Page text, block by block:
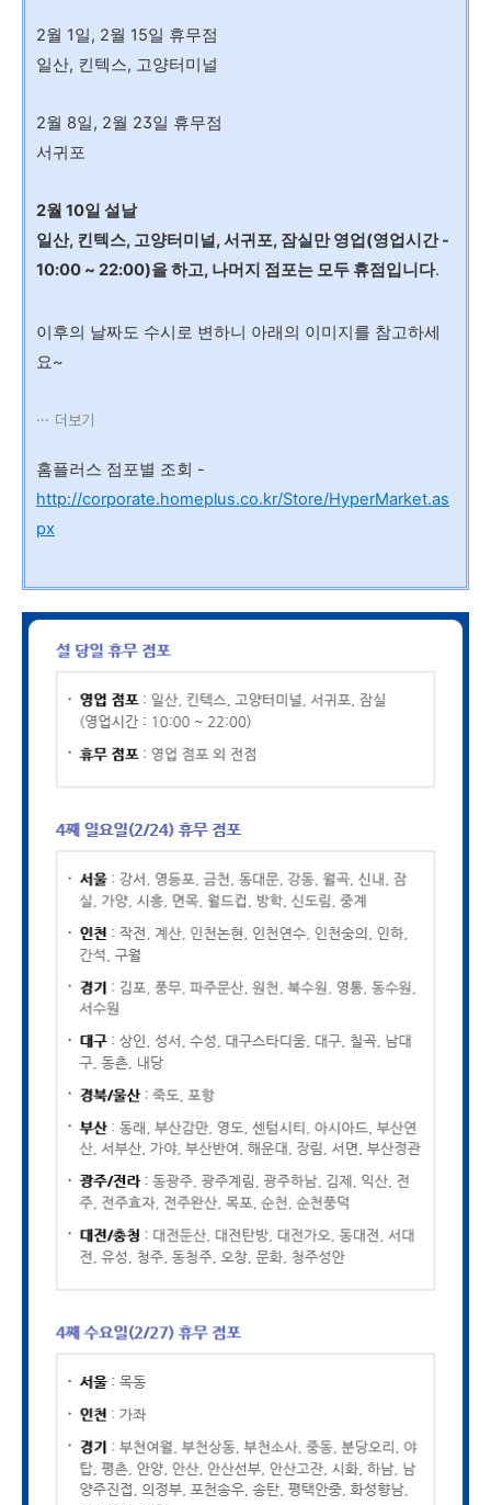
2월 1일, 2월 15일 휴무점
일산, 킨텍스, 고양터미널
2월 8일, 2월 23일 휴무점
서귀포
2월 10일 설날
일산, 킨텍스, 고양터미널, 서귀포, 잠실만 영업(영업시간 -
10:00 ~ 22:00)을 하고, 나머지 점포는 모두 휴점입니다.
이후의 날짜도 수시로 변하니 아래의 이미지를 참고하세
요~
더보기
홈플러스 점포별 조회 -
http://corporate.homeplus.co.kr/Store/HyperMarket.as
px